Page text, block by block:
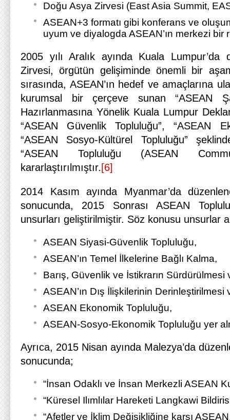
Doğu Asya Zirvesi (East Asia Summit,
ASEAN+3 formatı gibi konferans ve
uyum ve diyalogda ASEAN’ın merkezi bir
2005 yılı Aralık ayında Kuala Lumpur’da
Zirvesi, örgütün gelişiminde önemli bir
sırasında, ASEAN’ın hedef ve amaçlarına
kurumsal bir çerçeve sunan “ASEAN
Hazırlanmasına Yönelik Kuala Lumpur
“ASEAN Güvenlik Topluluğu”, “ASEAN
“ASEAN Sosyo-Kültürel Topluluğu”
“ASEAN Topluluğu (ASEAN
kararlaştırılmıştır. [6]
2014 Kasım ayında Myanmar’da
sonucunda, 2015 Sonrası ASEAN
unsurları geliştirilmiştir. Söz konusu unsurlar
ASEAN Siyasi-Güvenlik Topluluğu,
ASEAN’ın Temel İlkelerine Bağlı Kalma,
Barış, Güvenlik ve İstikrarın Sürdürülmesi
ASEAN’ın Dış İlişkilerinin
ASEAN Ekonomik Topluluğu,
ASEAN-Sosyo-Ekonomik Topluluğu yer
Ayrıca, 2015 Nisan ayında Malezya’da
sonucunda;
“İnsan Odaklı ve İnsan Merkezli ASEAN
“Küresel Ilımlılar Hareketi Langkawi
“Afetler ve İklim Değişikliğine karşı